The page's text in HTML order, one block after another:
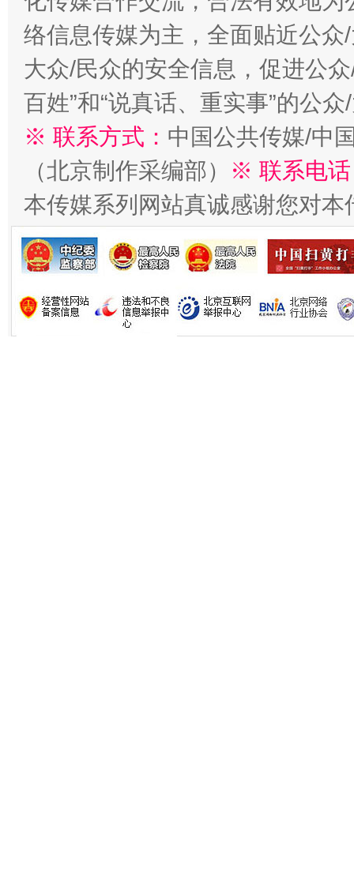
习近平的博鳌关键词
魏明亮
“刷贴”乱象丛生
生物
络信息传媒为主，全面贴近公
大众/民众的安全信息，促进公
百姓”和“说真话、重实事”的公
※ 联系方式： 中国公共传媒/中
（北京制作采编部）
※ 联系电
本传媒系列网站真诚感谢您对